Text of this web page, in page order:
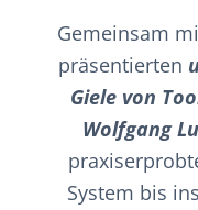
Gemeinsam
präsentierten
Giele von
Wolfgang
System bis